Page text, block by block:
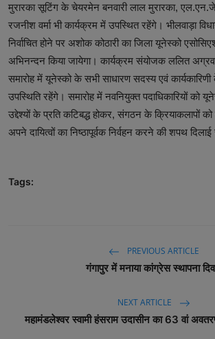
मुरारका सूटिंग के चेयरमेन बनवारी लाल मुरारका,
रजनीश वर्मा भी कार्यक्रम में उपस्थित रहेंगे। भीलवाड़ा
निर्वाचित होने पर अशोक कोठारी का जिला यूनेस्को
अभिनन्दन किया जायेगा। कार्यक्रम संयोजक ललित
समारोह में यूनेस्को के सभी साधारण सदस्य एवं कार्यकारिणी
उपस्थिति रहेंगे। समारोह में नवनियुक्त पदाधिकारियों को
उद्देश्यों के प्रति कटिबद्ध होकर, संगठन के क्रियाकलापों
अपने दायित्वों का निष्ठापूर्वक निर्वहन करने की शपथ दिलाई
Tags:
PREVIOUS ARTICLE
गंगापुर में मनाया कांग्रेस स्थापना
NEXT ARTICLE
महामंडलेश्वर स्वामी हंसराम उदासीन का 63 वां